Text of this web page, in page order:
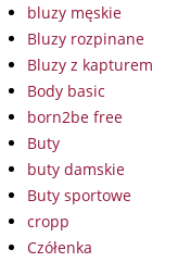
bluzy męskie
Bluzy rozpinane
Bluzy z kapturem
Body basic
born2be free
Buty
buty damskie
Buty sportowe
cropp
Czółenka